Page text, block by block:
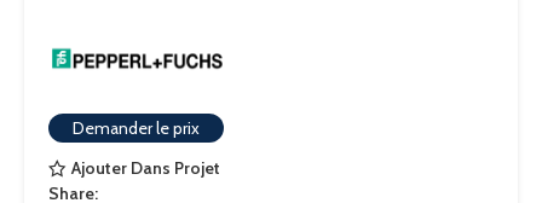
SENSIBILITÉ DE RÉCEPTION
Demander le prix
Ajouter Dans Projet
Share: